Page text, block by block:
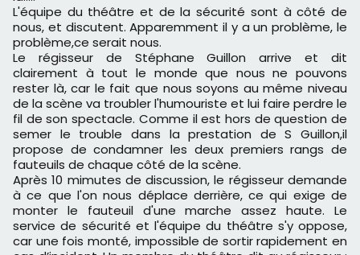
L'équipe du théâtre et de la sécurité sont à côté de
nous, et discutent. Apparemment il y a un problème, le
problème,ce serait nous.
Le régisseur de Stéphane Guillon arrive et dit
clairement à tout le monde que nous ne pouvons
rester là, car le fait que nous soyons au même niveau
de la scène va troubler l'humouriste et lui faire perdre le
fil de son spectacle. Comme il est hors de question de
semer le trouble dans la prestation de S Guillon,il
propose de condamner les deux premiers rangs de
fauteuils de chaque côté de la scène.
Après 10 mimutes de discussion, le régisseur demande
à ce que l'on nous déplace derrière, ce qui exige de
monter le fauteuil d'une marche assez haute. Le
service de sécurité et l'équipe du théâtre s'y oppose,
car une fois monté, impossible de sortir rapidement en